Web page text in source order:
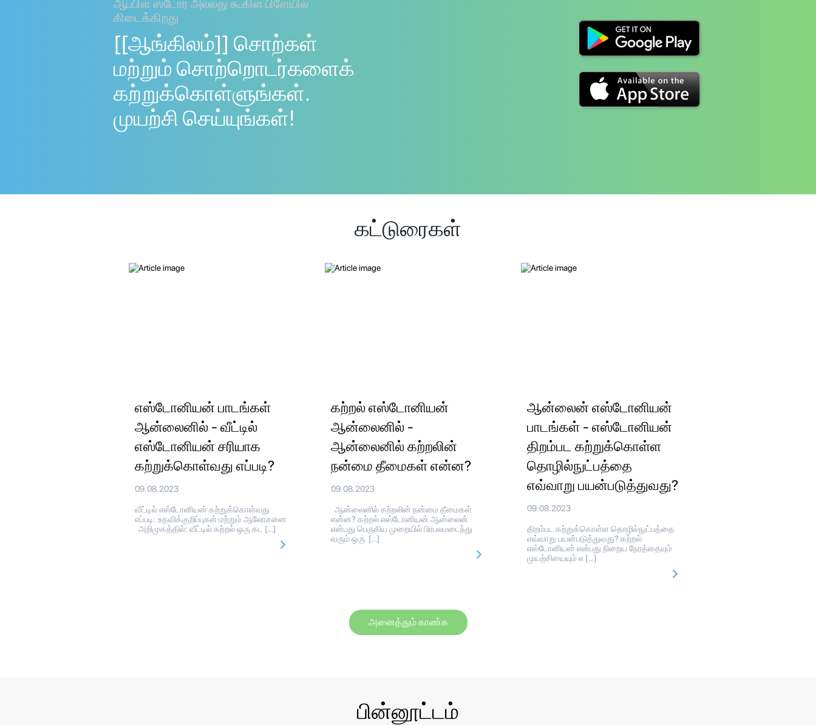
ஆப்பிள் ஸ்டோர் அல்லது கூகிள் பிளேயில்
கிடைக்கிறது
[[ஆங்கிலம்]] சொற்கள்
மற்றும் சொற்றொடர்களைக்
கற்றுக்கொள்ளுங்கள்.
முயற்சி செய்யுங்கள்!
கட்டுரைகள்
எஸ்டோனியன் பாடங்கள்
ஆன்லைனில் - வீட்டில்
எஸ்டோனியன் சரியாக
கற்றுக்கொள்வது எப்படி?
09.08.2023
வீட்டில் எஸ்டோனியன் கற்றுக்கொள்வது
எப்படி: உதவிக்குறிப்புகள் மற்றும் ஆலோசனை
அறிமுகத்தில்: வீட்டில் கற்றல் ஒரு கட […]
கற்றல் எஸ்டோனியன்
ஆன்லைனில் -
ஆன்லைனில் கற்றலின்
நன்மை தீமைகள் என்ன?
09.08.2023
ஆன்லைனில் கற்றலின் நன்மை தீமைகள்
என்ன? கற்றல் எஸ்டோனியன் ஆன்லைன்
என்பது பெருகிய முறையில் பிரபலமடைந்து
வரும் ஒரு […]
ஆன்லைன் எஸ்டோனியன்
பாடங்கள் - எஸ்டோனியன்
திறம்பட கற்றுக்கொள்ள
தொழில்நுட்பத்தை
எவ்வாறு பயன்படுத்துவது?
09.08.2023
திறம்பட கற்றுக்கொள்ள தொழில்நுட்பத்தை
எவ்வாறு பயன்படுத்துவது? கற்றல்
எஸ்டோனியன் என்பது நிறைய நேரத்தையும்
முயற்சியையும் எ […]
அனைத்தும் காண்க
பின்னூட்டம்